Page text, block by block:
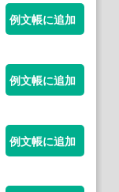
例文帳に追加
例文帳に追加
例文帳に追加